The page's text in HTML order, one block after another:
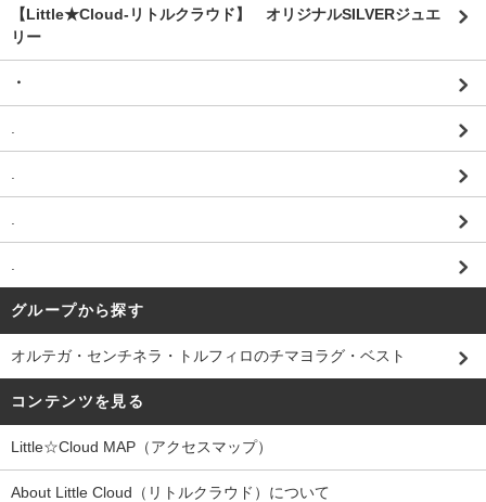
【Little★Cloud-リトルクラウド】 オリジナルSILVERジュエ
リー
・
グループから探す
オルテガ・センチネラ・トルフィロのチマヨラグ・ベスト
コンテンツを見る
Little☆Cloud MAP（アクセスマップ）
About Little Cloud（リトルクラウド）について